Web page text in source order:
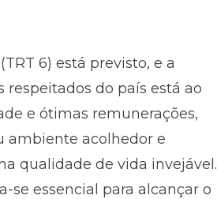
6) está previsto, e a
do país está ao
e ótimas remunerações,
ambiente acolhedor e
qualidade de vida invejável.
se essencial para alcançar o